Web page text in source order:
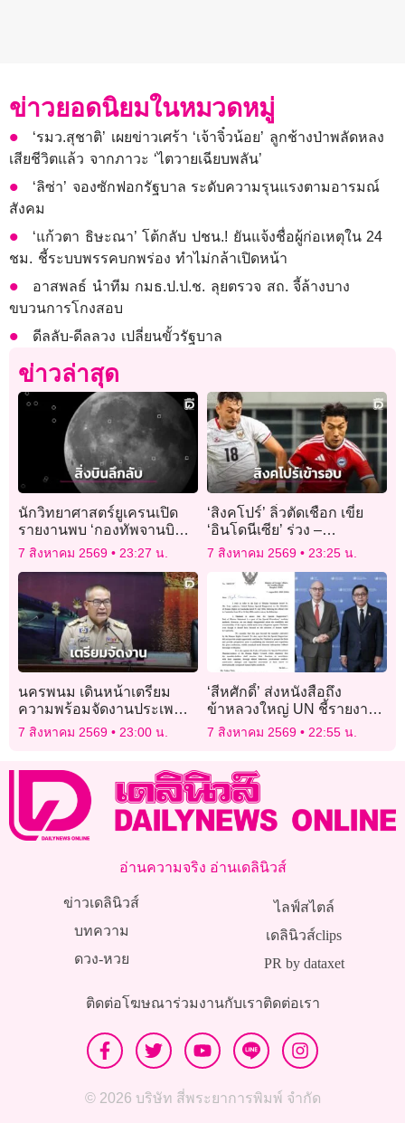
ข่าวยอดนิยมในหมวดหมู่
‘รมว.สุชาติ’ เผยข่าวเศร้า ‘เจ้าจิ๋วน้อย’ ลูกช้างป่าพลัดหลง
เสียชีวิตแล้ว จากภาวะ ‘ไตวายเฉียบพลัน’
‘ลิซ่า’ จองซักฟอกรัฐบาล ระดับความรุนแรงตามอารมณ์
สังคม
‘แก้วตา ธิษะณา’ โต้กลับ ปชน.! ยันแจ้งชื่อผู้ก่อเหตุใน 24
ชม. ชี้ระบบพรรคบกพร่อง ทำไม่กล้าเปิดหน้า
อาสพลธ์ นำทีม กมธ.ป.ป.ช. ลุยตรวจ สถ. จี้ล้างบาง
ขบวนการโกงสอบ
ดีลลับ-ดีลลวง เปลี่ยนขั้วรัฐบาล
ข่าวล่าสุด
นักวิทยาศาสตร์ยูเครนเปิด
รายงานพบ ‘กองทัพจานบิน’
ใกล้ดวงจันทร์
7 สิงหาคม 2569 23:27 น.
‘สิงคโปร์’ ลิ่วตัดเชือก เขี่ย
‘อินโดนีเซีย’ ร่วง –
‘เวียดนาม’ แชมป์กลุ่ม
7 สิงหาคม 2569 23:25 น.
นครพนม เดินหน้าเตรียม
ความพร้อมจัดงานประเพณี
ไหลเรือไฟ ประจำปี 2569
7 สิงหาคม 2569 23:00 น.
‘สีหศักดิ์’ ส่งหนังสือถึง
ข้าหลวงใหญ่ UN ชี้รายงาน
‘ทอม แอนดรูวส์’ บิดเบือนปม
7 สิงหาคม 2569 22:55 น.
อ่านความจริง อ่านเดลินิวส์
ข่าวเดลินิวส์
บทความ
ดวง-หวย
ไลฟ์สไตล์
เดลินิวส์clips
PR by dataxet
ติดต่อโฆษณาร่วมงานกับเราติดต่อเรา
© 2026 บริษัท สี่พระยาการพิมพ์ จำกัด